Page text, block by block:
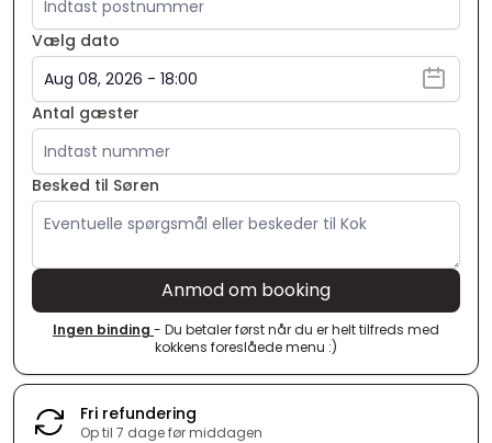
Vælg dato
Antal gæster
Besked til Søren
Anmod om booking
Ingen binding - Du betaler først når du er helt tilfreds med
kokkens foreslåede menu :)
Fri refundering
Op til 7 dage før middagen